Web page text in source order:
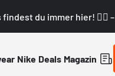
du immer hier! 👇🏼 –
Nike Deals Magazin